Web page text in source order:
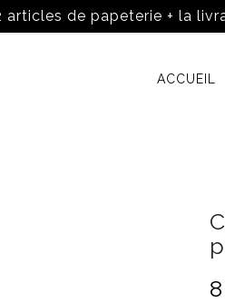
articles de papeterie + la
ACCUEIL